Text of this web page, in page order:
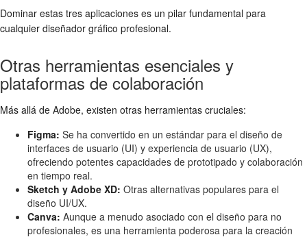
Dominar estas tres aplicaciones es un pilar fundamental para
cualquier diseñador gráfico profesional.
Otras herramientas esenciales y
plataformas de colaboración
Más allá de Adobe, existen otras herramientas cruciales:
Figma: Se ha convertido en un estándar para el diseño de
interfaces de usuario (UI) y experiencia de usuario (UX),
ofreciendo potentes capacidades de prototipado y colaboración
en tiempo real.
Sketch y Adobe XD: Otras alternativas populares para el
diseño UI/UX.
Canva: Aunque a menudo asociado con el diseño para no
profesionales, es una herramienta poderosa para la creación